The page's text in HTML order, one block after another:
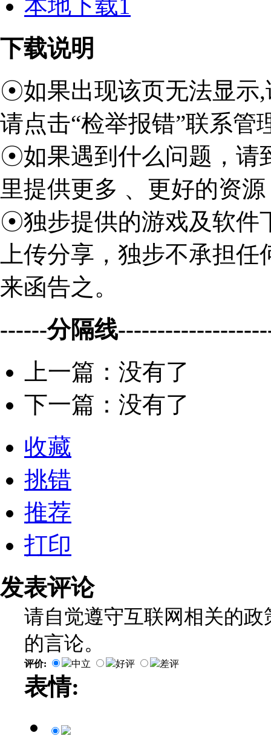
本地下载1
下载说明
☉如果出现该页无法显示
请点击“检举报错”联系管
☉如果遇到什么问题，请
里提供更多 、更好的资源
☉独步提供的游戏及软件
上传分享，独步不承担
来函告之。
------分隔线
上一篇：没有了
下一篇：没有了
收藏
挑错
推荐
打印
发表评论
请自觉遵守互联网相关的
的言论。
评价: 中立 好评 差评
表情: